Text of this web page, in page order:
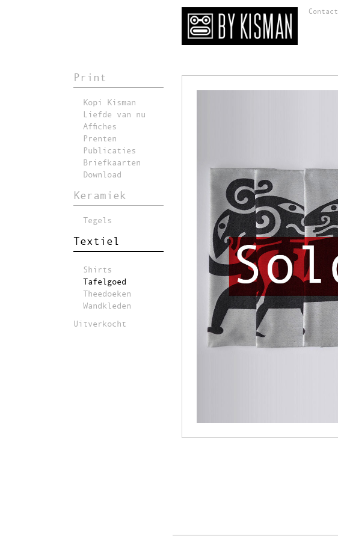
Contact
Print
Kopi Kisman
Liefde van nu
Affiches
Prenten
Publicaties
Briefkaarten
Download
Keramiek
Tegels
Textiel
Shirts
Tafelgoed
Theedoeken
Wandkleden
Uitverkocht